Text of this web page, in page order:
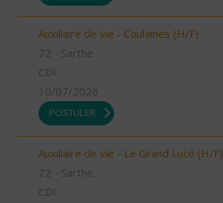
Auxiliaire de vie - Coulaines (H/F)
72 - Sarthe
CDI
10/07/2026
POSTULER
Auxiliaire de vie - Le Grand Lucé (H/F)
72 - Sarthe
CDI